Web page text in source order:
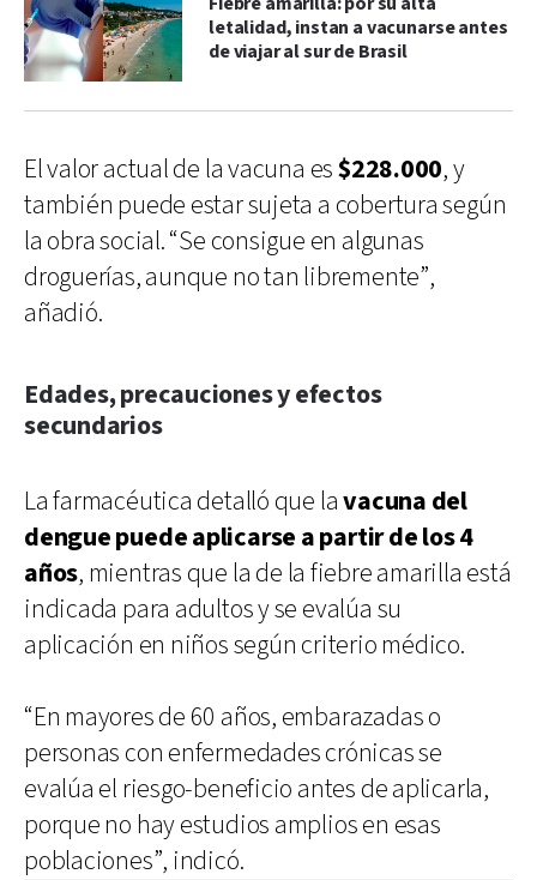
letalidad, instan a vacunarse antes
de viajar al sur de Brasil
El valor actual de la vacuna es$228.000, y
también puede estar sujeta a cobertura según
la obra social. “Se consigue en algunas
droguerías, aunque no tan libremente”,
añadió.
Edades, precauciones y efectos
secundarios
La farmacéutica detalló que lavacuna del
dengue puede aplicarse a partir de los 4
años, mientras que la de la fiebre amarilla está
indicada para adultos y se evalúa su
aplicación en niños según criterio médico.
“En mayores de 60 años, embarazadas o
personas con enfermedades crónicas se
evalúa el riesgo-beneficio antes de aplicarla,
porque no hay estudios amplios en esas
poblaciones”, indicó.